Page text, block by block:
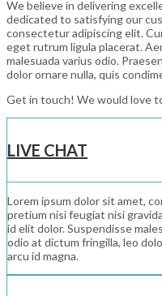
We believe in delivering
dedicated to satisfying our
consectetur adipiscing elit.
eget rutrum ligula placerat.
malesuada varius odio.
dolor ornare nulla, quis
Get in touch! We would love
LIVE CHAT
Lorem ipsum dolor sit amet,
pretium nisi feugiat nisi
id elit dolor. Suspendisse
odio at dictum fringilla, leo
arcu id magna.